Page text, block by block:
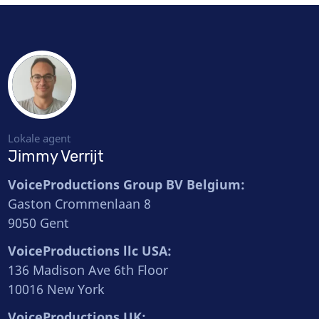
Lokale agent
Jimmy Verrijt
VoiceProductions Group BV Belgium:
Gaston Crommenlaan 8
9050 Gent
VoiceProductions llc USA:
136 Madison Ave 6th Floor
10016 New York